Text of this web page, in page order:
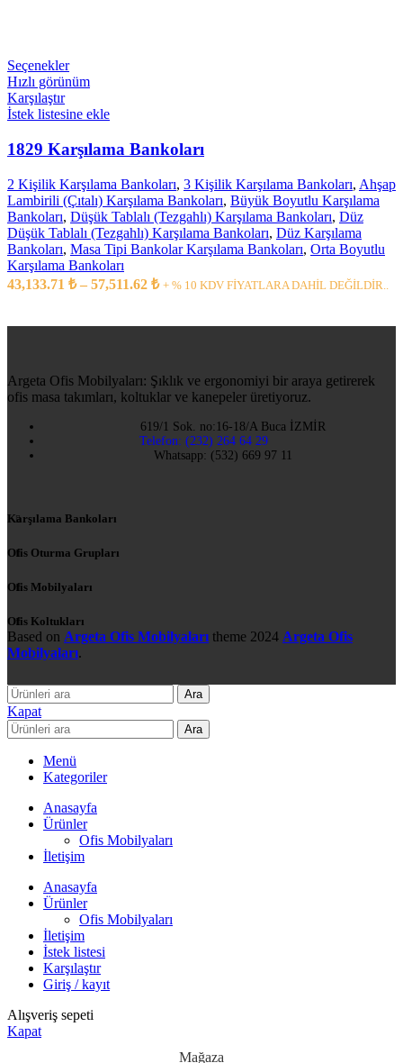
Seçenekler
Hızlı görünüm
Karşılaştır
İstek listesine ekle
1829 Karşılama Bankoları
2 Kişilik Karşılama Bankoları, 3 Kişilik Karşılama Bankoları, Ahşap
Lambirili (Çıtalı) Karşılama Bankoları, Büyük Boyutlu Karşılama
Bankoları, Düşük Tablalı (Tezgahlı) Karşılama Bankoları, Düz
Düşük Tablalı (Tezgahlı) Karşılama Bankoları, Düz Karşılama
Bankoları, Masa Tipi Bankolar Karşılama Bankoları, Orta Boyutlu
Karşılama Bankoları
43,133.71 ₺ – 57,511.62 ₺ + % 10 KDV FİYATLARA DAHİL DEĞİLDİR..
Argeta Ofis Mobilyaları: Şıklık ve ergonomiyi bir araya getirerek
ofis masa takımları, koltuklar ve kanepeler üretiyoruz.
619/1 Sok. no:16-18/A Buca İZMİR
Telefon: (232) 264 64 29
Whatsapp: (532) 669 97 11
Karşılama Bankoları
Ofis Oturma Grupları
Ofis Mobilyaları
Ofis Koltukları
Based on Argeta Ofis Mobilyaları theme 2024 Argeta Ofis
Mobilyaları.
Ara
Kapat
Ara
Menü
Kategoriler
Anasayfa
Ürünler
Ofis Mobilyaları
İletişim
Anasayfa
Ürünler
Ofis Mobilyaları
İletişim
İstek listesi
Karşılaştır
Giriş / kayıt
Alışveriş sepeti
Kapat
Mağaza